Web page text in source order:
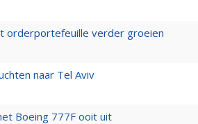
orderportefeuille verder groeien
naar Tel Aviv
Boeing 777F ooit uit